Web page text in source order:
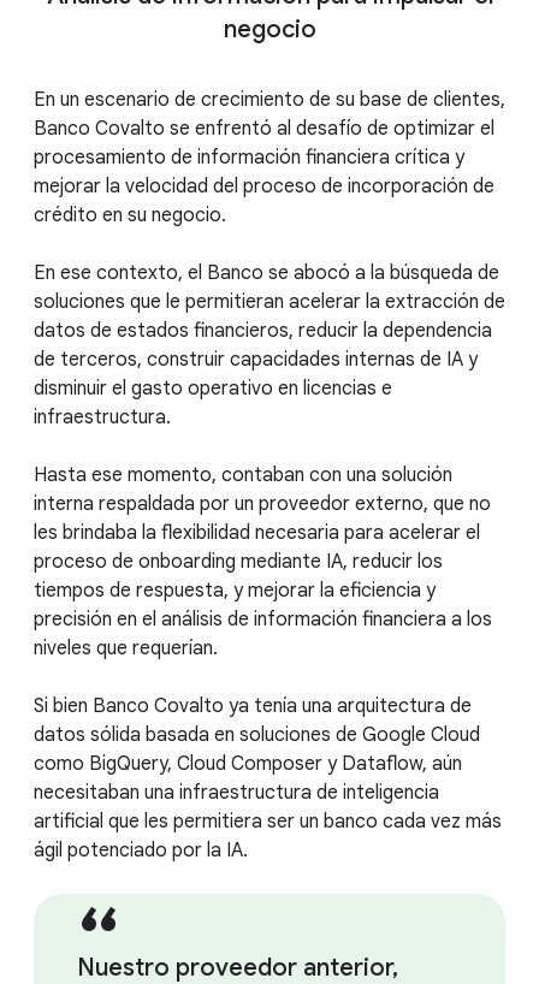
negocio
En un escenario de crecimiento de su base de clientes,
Banco Covalto se enfrentó al desafío de optimizar el
procesamiento de información financiera crítica y
mejorar la velocidad del proceso de incorporación de
crédito en su negocio.
En ese contexto, el Banco se abocó a la búsqueda de
soluciones que le permitieran acelerar la extracción de
datos de estados financieros, reducir la dependencia
de terceros, construir capacidades internas de IA y
disminuir el gasto operativo en licencias e
infraestructura.
Hasta ese momento, contaban con una solución
interna respaldada por un proveedor externo, que no
les brindaba la flexibilidad necesaria para acelerar el
proceso de onboarding mediante IA, reducir los
tiempos de respuesta, y mejorar la eficiencia y
precisión en el análisis de información financiera a los
niveles que requerían.
Si bien Banco Covalto ya tenía una arquitectura de
datos sólida basada en soluciones de Google Cloud
como BigQuery, Cloud Composer y Dataflow, aún
necesitaban una infraestructura de inteligencia
artificial que les permitiera ser un banco cada vez más
ágil potenciado por la IA.
Nuestro proveedor anterior,